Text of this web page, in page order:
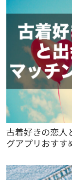
古着好きの恋人
グアプリおすす